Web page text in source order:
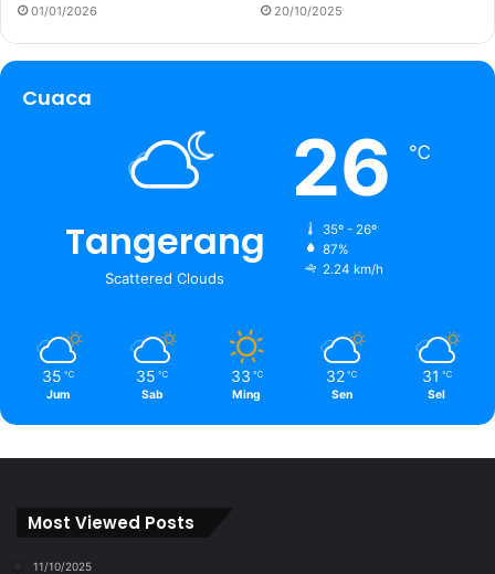
01/01/2026 20/10/2025
Cuaca
Tangerang
Scattered Clouds
26 ℃
35º - 26º
87%
2.24 km/h
35 ℃
Jum
35 ℃
Sab
33 ℃
Ming
32 ℃
Sen
31 ℃
Sel
Most Viewed Posts
11/10/2025